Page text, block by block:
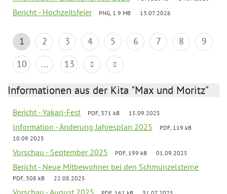
Bericht - Hochzeitsfeier PNG, 1.9 MB 13.07.2026
1 2 3 4 5 6 7 8
9
10
... 13
Informationen aus der Kita "Max und Moritz"
Bericht - Yakari-Fest PDF, 371 kB 15.09.2025
Information - Änderung Jahresplan 2025
PDF, 119 kB
10.09.2025
Vorschau - September 2025 PDF, 199 kB 01.09.2025
Bericht - Neue Mitbewohner bei den Schmunzelsterne
PDF, 308 kB 22.08.2025
Vorschau - August 2025